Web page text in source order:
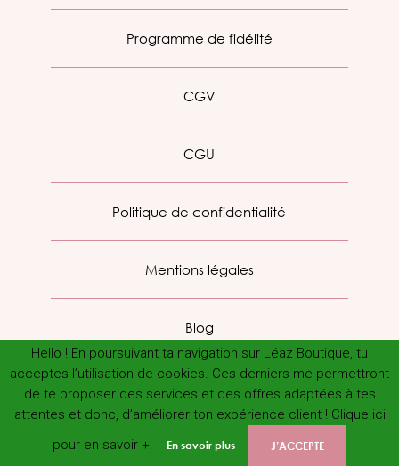
Programme de fidélité
CGV
CGU
Politique de confidentialité
Mentions légales
Blog
Hello ! En poursuivant ta navigation sur Léaz Boutique, tu
acceptes l’utilisation de cookies. Ces derniers me permettront
de te proposer des services et des offres adaptées à tes
attentes et donc, d’améliorer ton expérience client ! Clique ici
pour en savoir +.
En savoir plus J’ACCEPTE